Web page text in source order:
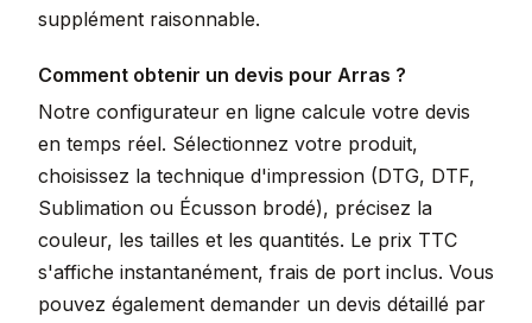
supplément raisonnable.
Comment obtenir un devis pour Arras ?
Notre configurateur en ligne calcule votre devis
en temps réel. Sélectionnez votre produit,
choisissez la technique d'impression (DTG, DTF,
Sublimation ou Écusson brodé), précisez la
couleur, les tailles et les quantités. Le prix TTC
s'affiche instantanément, frais de port inclus. Vous
pouvez également demander un devis détaillé par